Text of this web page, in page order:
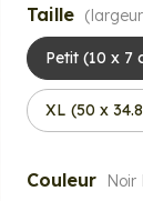
Taille
Petit (10 x 7
XL (50 x
Couleur Noir